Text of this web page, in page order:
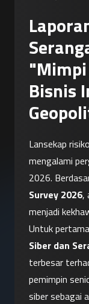
Bisnis
Lansekap
mengalami
2026.
Survey 2026,
menjadi
Untuk
Siber dan
terbesar
pemimpin
siber sebagai